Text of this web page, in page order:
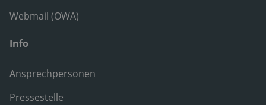
Webmail (OWA)
Info
Ansprechpersonen
Pressestelle